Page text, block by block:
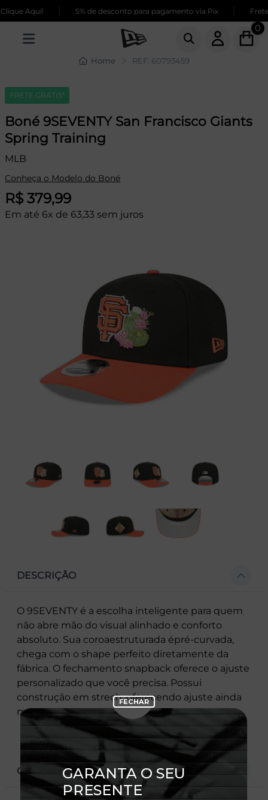
Aqui! 5% de desconto para pagamento via Pix Frete
0
Home REF: 60793459
FRETE GRÁTIS*
Boné 9SEVENTY San Francisco Giants
Spring Training
MLB
Conheça o Modelo do Boné
R$ 379,99
Em até 6x de 63,33 sem juros
DESCRIÇÃO
O 9SEVENTY é a escolha inteligente para quem
não abre mão do visual alinhado e conforto
absoluto. Sua coroaestruturada épré-curvada,
chega com o shape perfeito diretamente da
fábrica. O fechamento snapback oferece o ajuste
personalizado que você precisa. Possui
construção em strech, oferecendo ajuste ainda
mais preciso
CARACTERÍSTICAS